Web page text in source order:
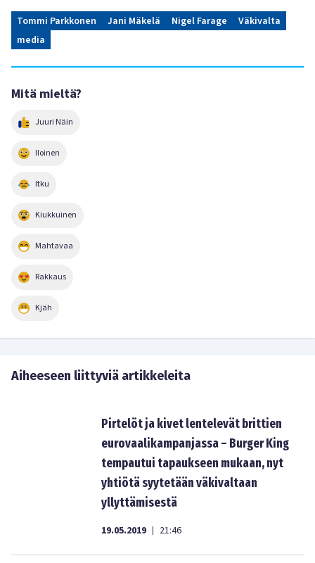
Tommi Parkkonen Jani Mäkelä Nigel Farage
Väkivalta
media
Mitä mieltä?
Juuri Näin
Iloinen
Itku
Kiukkuinen
Mahtavaa
Rakkaus
Kjäh
Aiheeseen liittyviä artikkeleita
Pirtelöt ja kivet lentelevät brittien
eurovaalikampanjassa – Burger King
tempautui tapaukseen mukaan, nyt
yhtiötä syytetään väkivaltaan
yllyttämisestä
19.05.2019 | 21:46